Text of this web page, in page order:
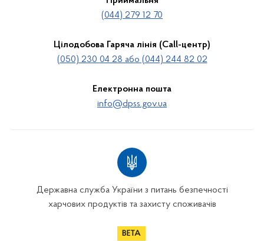
(044) 279 12 70
Цілодобова Гаряча лінія (Call-центр)
(050) 230 04 28 або (044) 244 82 02
Електронна пошта
info@dpss.gov.ua
Державна служба України з питань безпечності
харчових продуктів та захисту споживачів